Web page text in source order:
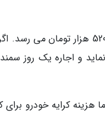
برای پژو 207 صندوقدار همین رقم را می گیرند و هزینه یک شبانه روز اجاره تندر اتوماتیک به 520 هزار
هزینه کرایه خودرو